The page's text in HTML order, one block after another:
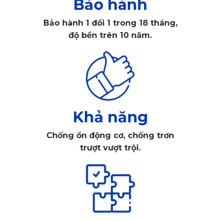
Bảo hành
Bảo hành 1 đổi 1 trong 18 tháng,
độ bền trên 10 năm.
Khả năng
Chống ồn động cơ, chống trơn
trượt vượt trội.